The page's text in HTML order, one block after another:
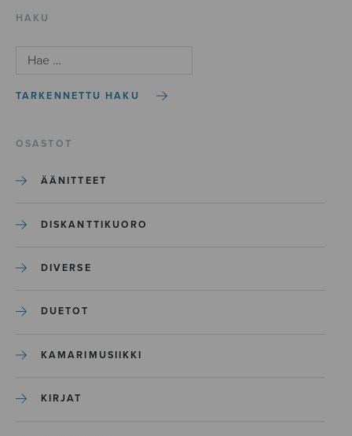
HAKU
TARKENNETTU HAKU
OSASTOT
ÄÄNITTEET
DISKANTTIKUORO
DIVERSE
DUETOT
KAMARIMUSIIKKI
KIRJAT